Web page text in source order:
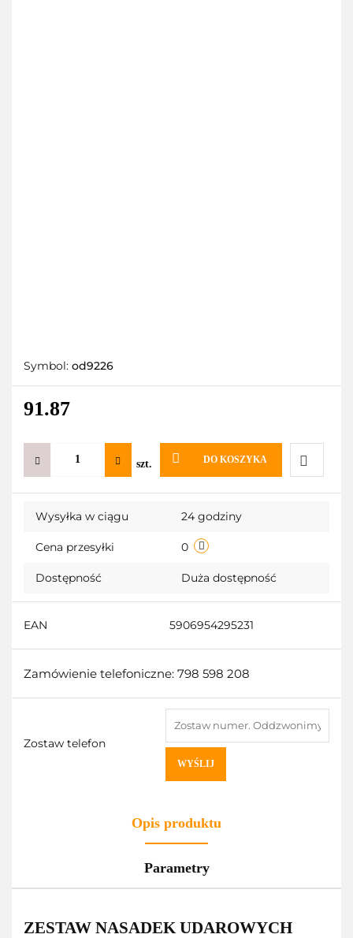
Symbol: od9226
91.87
szt. DO KOSZYKA
Do
Wysyłka w ciągu 24 godziny
Cena przesyłki 0
Dostępność Duża dostępność
EAN 5906954295231
Zamówienie telefoniczne: 798 598 208
Zostaw telefon
WYŚLIJ
Opis produktu
Parametry
ZESTAW NASADEK UDAROWYCH